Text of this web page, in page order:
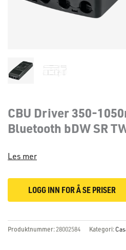
CBU Driver 350-
Bluetooth bDW SR
Les mer
LOGG INN FOR Å SE PRISER
Produktnummer: 28002584 Kategori: